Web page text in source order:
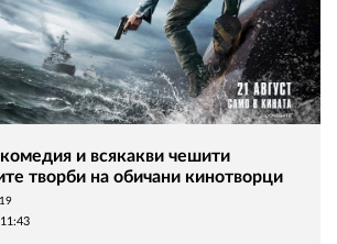
и всякакви чешити
творби на обичани кинотворци
11:43